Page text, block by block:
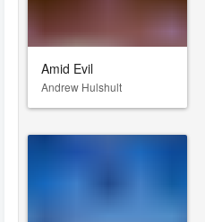
Amid Evil
Andrew Hulshult